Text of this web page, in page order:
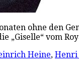
ohne den
„Giselle“ vom
Heine, Henri